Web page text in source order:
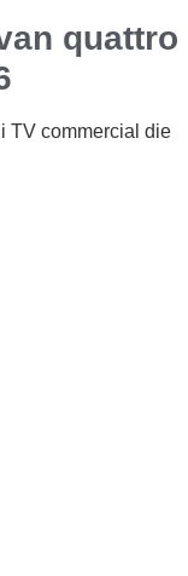
quattro
TV commercial die